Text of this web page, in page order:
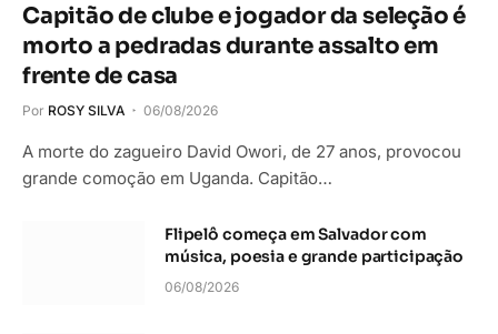
Capitão de clube e jogador da seleção é
morto a pedradas durante assalto em
frente de casa
Por ROSY SILVA 06/08/2026
A morte do zagueiro David Owori, de 27 anos, provocou
grande comoção em Uganda. Capitão…
Flipelô começa em Salvador com
música, poesia e grande participação
06/08/2026